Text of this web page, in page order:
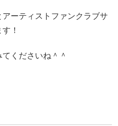
ーティストファンクラブサ
！
くださいね＾＾